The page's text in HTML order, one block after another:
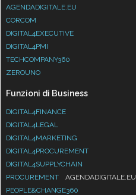
AGENDADIGITALE.EU
CORCOM
DIGITAL4EXECUTIVE
DIGITAL4PMI
TECHCOMPANY360
ZEROUNO
Funzioni di Business
DIGITAL4FINANCE
DIGITAL4LEGAL
DIGITAL4MARKETING
DIGITAL4PROCUREMENT
DIGITAL4SUPPLYCHAIN
PROCUREMENT
AGENDADIGITALE.EU
PEOPLE&CHANGE360